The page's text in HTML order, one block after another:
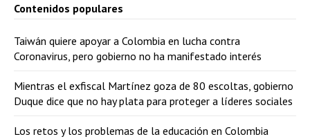
Contenidos populares
Taiwán quiere apoyar a Colombia en lucha contra
Coronavirus, pero gobierno no ha manifestado interés
Mientras el exfiscal Martínez goza de 80 escoltas, gobierno
Duque dice que no hay plata para proteger a líderes sociales
Los retos y los problemas de la educación en Colombia